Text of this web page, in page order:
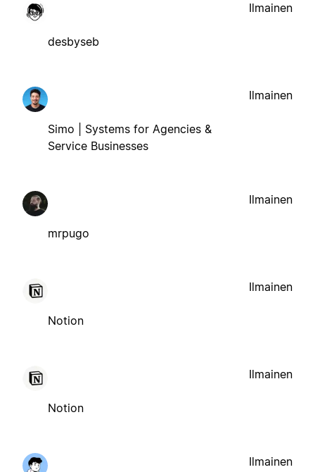
desbyseb
Ilmainen
Simo | Systems for Agencies &
Service Businesses
Ilmainen
mrpugo
Ilmainen
Notion
Ilmainen
Notion
Ilmainen
Ilmainen